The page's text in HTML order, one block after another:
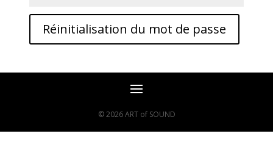
Réinitialisation du mot de passe
© 2026 ART of SOUND